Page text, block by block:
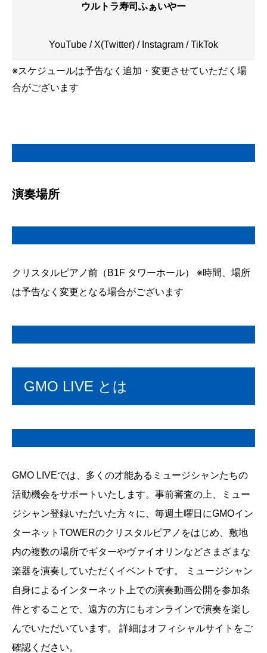
ウルトラ寿司ふぁいやー
YouTube / X(Twitter) / Instagram /TikTok
※スケジュールは予告なく追加・変更させていただく場
合がございます
演奏場所
クリスタルピアノ前（B1F タワーホール） ※時間、場所
は予告なく変更となる場合がございます
GMO LIVE とは
GMO LIVEでは、多くの才能あるミュージシャンたちの
活動機会をサポートいたします。事前審査の上、ミュー
ジシャン登録いただいた方々に、毎週土曜日にGMOイン
ターネットTOWERのクリスタルピアノをはじめ、敷地
内の複数の場所でギターやヴァイオリンなどさまざまな
楽器を演奏していただくイベントです。 ミュージシャン
自身によるインターネット上での演奏動画公開を参加条
件とすることで、遠方の方にもオンラインで演奏を楽し
んでいただいています。 詳細はオフィシャルサイト をご
確認ください。